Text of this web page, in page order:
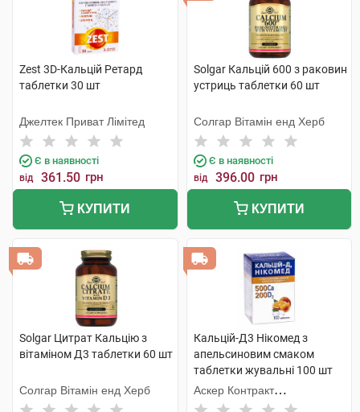
Zest 3D-Кальцій Ретард
таблетки 30 шт
Джелтек Приват Лімітед
Є в наявності
від 361.50 грн
КУПИТИ
Solgar Кальцій 600 з раковин
устриць таблетки 60 шт
Солгар Вітамін енд Херб
Є в наявності
від 396.00 грн
КУПИТИ
Solgar Цитрат Кальцію з
вітаміном Д3 таблетки 60 шт
Солгар Вітамін енд Херб
Кальцій-Д3 Нікомед з
апельсиновим смаком
таблетки жувальні 100 шт
Аскер Контракт
Мануфекчерінг АС